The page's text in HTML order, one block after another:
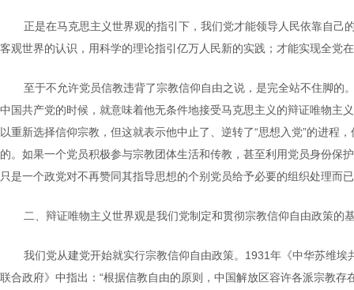
正是在马克思主义世界观的指引下，我们党才能领导人民依靠自
客观世界的认识，用科学的理论指引亿万人民新的实践；才能实现全党
至于不允许党员信教违背了宗教信仰自由之说，是完全站不住脚的
中国共产党的时候，就意味着他无条件地接受马克思主义的辩证唯物主
以重新选择信仰宗教，但这就表示他中止了、逆转了“思想入党”的进程
的。如果一个党员积极参与宗教团体生活和传教，甚至利用党员身份保
只是一个政党对不再赞同其指导思想的个别党员给予必要的组织处理而
二、辩证唯物主义世界观是我们党制定和贯彻宗教信仰自由政策的
我们党从建党开始就实行宗教信仰自由政策。1931年《中华苏维
联合政府》中指出：“根据信教自由的原则，中国解放区容许各派宗教